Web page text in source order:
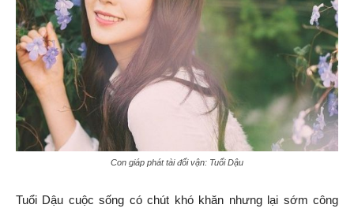
Con giáp phát tài đổi vận: Tuổi Dậu
Tuổi Dậu cuộc sống có chút khó khăn nhưng lại sớm công